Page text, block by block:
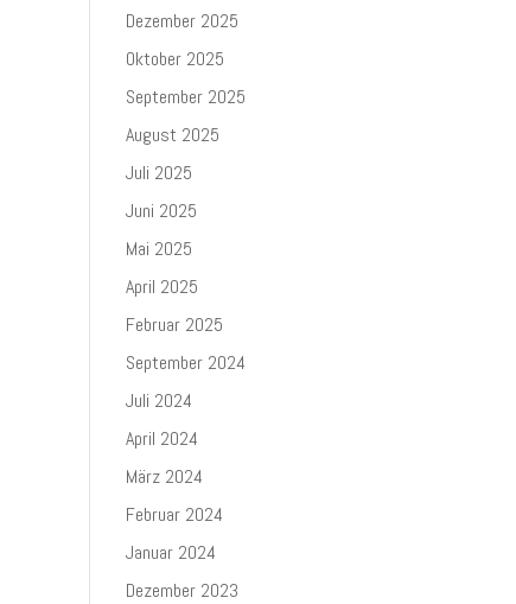
Dezember 2025
Oktober 2025
September 2025
August 2025
Juli 2025
Juni 2025
Mai 2025
April 2025
Februar 2025
September 2024
Juli 2024
April 2024
März 2024
Februar 2024
Januar 2024
Dezember 2023